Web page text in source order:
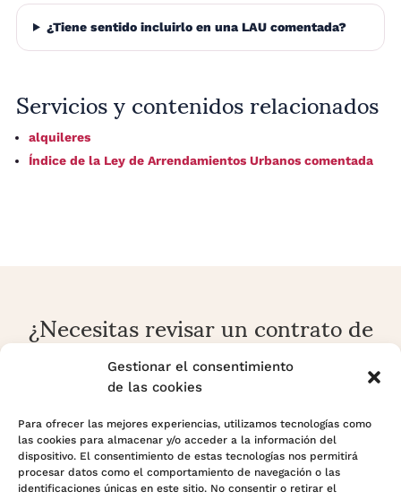
Gestionar el consentimiento
de las cookies
Para ofrecer las mejores experiencias, utilizamos tecnologías como
las cookies para almacenar y/o acceder a la información del
dispositivo. El consentimiento de estas tecnologías nos permitirá
procesar datos como el comportamiento de navegación o las
identificaciones únicas en este sitio. No consentir o retirar el
¿Tiene sentido incluirlo en una LAU comentada?
Servicios y contenidos relacionados
alquileres
Índice de la Ley de Arrendamientos Urbanos comentada
¿Necesitas revisar un contrato de
alquiler o una reclamación
arrendaticia?
prórrogas, desahucios y conflictos sobre vivienda o local
con enfoque preventivo y estratégico.